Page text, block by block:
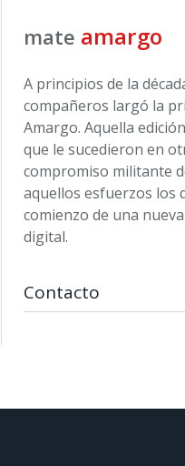
mate amargo
A principios de la
compañeros largó la
Amargo. Aquella
que le sucedieron en
compromiso militante
aquellos esfuerzos los
comienzo de una
digital.
Contacto